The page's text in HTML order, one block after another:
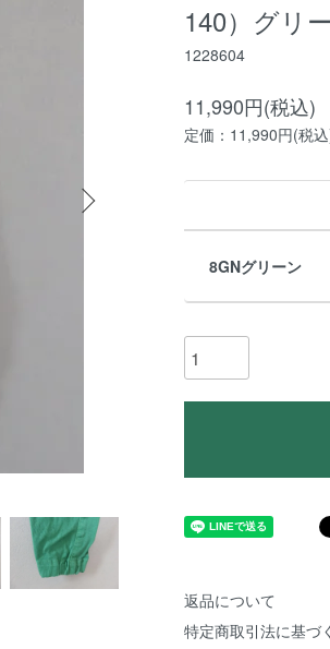
140）グリ
1228604
11,990円(税込)
定価：11,990円(税
8GNグリーン
返品について
特定商取引法に基づ